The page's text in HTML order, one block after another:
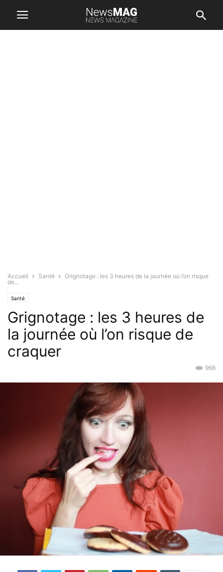
Accueil Santé
Grignotage : les 3 heures de la journée où l’on risque
de...
Santé
Grignotage : les 3 heures de
la journée où l’on risque de
craquer
968